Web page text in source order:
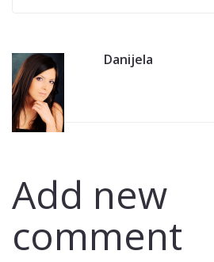
Danijela
Add new
comment